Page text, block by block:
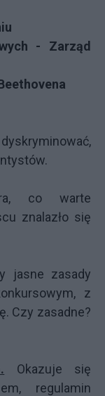
- Zarząd
, co warte
znalazło się
jasne zasady
z
Czy zasadne?
Okazuje się
regulamin